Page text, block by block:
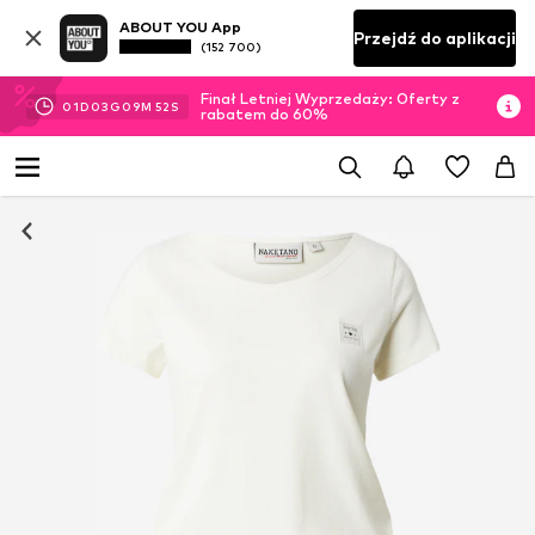
ABOUT YOU App
(152 700) Przejdź do aplikacji
01D 03 G 09M 52 S
Finał Letniej Wyprzedaży: Oferty z
rabatem do 60%